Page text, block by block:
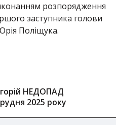
розпорядження
заступника голови
Поліщука.
НЕДОПАД
2025 року